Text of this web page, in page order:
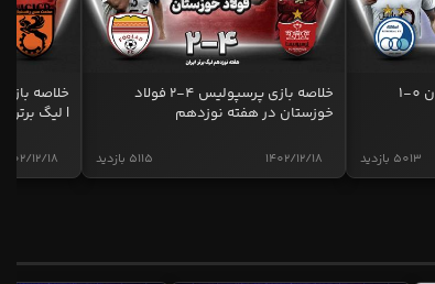
خلاصه بازی استقلال خوزستان 0-1
5013 بازدید
خلاصه بازی پرسپولیس 4-2 فولاد
خوزستان در هفته نوزدهم
5115 بازدید 1402/12/18
| لیگ برتر
1402/12/18